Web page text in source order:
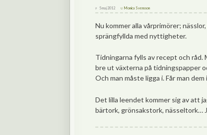
5 maj 2012 Monica Svensson
Nu kommer alla vårprimörer;
sprängfyllda med nyttigheter.
Tidningarna fylls av recept och råd.
bre ut växterna på tidningspapper
Och man måste ligga i. Får man
Det lilla leendet kommer sig av att
bärtork, grönsakstork, nässeltork…